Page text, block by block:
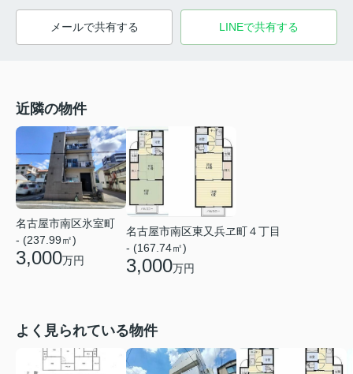
メールで共有する LINEで共有する
近隣の物件
名古屋市南区氷室町
- (237.99㎡)
3,000万円
名古屋市南区東又兵ヱ町４丁目
- (167.74㎡)
3,000万円
よく見られている物件